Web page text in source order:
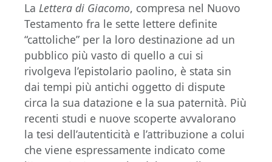
La Lettera di Giacomo, compresa nel Nuovo
Testamento fra le sette lettere definite
“cattoliche” per la loro destinazione ad un
pubblico più vasto di quello a cui si
rivolgeva l’epistolario paolino, è stata sin
dai tempi più antichi oggetto di dispute
circa la sua datazione e la sua paternità. Più
recenti studi e nuove scoperte avvalorano
la tesi dell’autenticità e l’attribuzione a colui
che viene espressamente indicato come